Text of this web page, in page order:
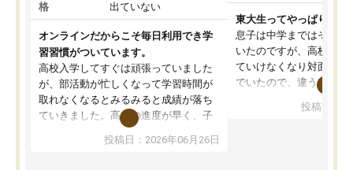
格
出ていない
オンラインだからこそ毎日利用でき学
習習慣がついています。
高校入学してすぐは頑張っていました
が、部活動が忙しくなって学習時間が
取れなくなるとみるみると成績が落ち
ていきました。高校の進度が早く、子
供も家に帰って勉強の話すると嫌な反
応を示します。東大先生にお願いして
投稿日：2026年06月26日
東大生ってやっぱりすご
息子は中学まではそこそ
いたのですが、高校に入
ていけなくなり対面の塾
でいたので、違うアプロ
で、当初は模試でD判定
投稿日：